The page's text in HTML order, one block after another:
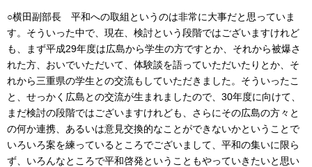
○横田副部長 平和への取組というのは非常に大事だと思っていま
す。そういった中で、現在、検討という段階ではございますけれど
も、まず平成29年度は広島から学生の方ですとか、それから被爆さ
れた方、おいでいただいて、体験談を語っていただいたりとか、そ
れから三重県の学生との交流もしていただきました。そういったこ
と、せっかく広島との交流が生まれましたので、30年度に向けて、
まだ検討の段階ではございますけれども、さらにその広島の方々と
の何か連携、あるいは意見交換的なことができないかということで
いろいろ案を練っているところでございまして、平和の集いに限ら
ず、いろんなところで平和啓発ということもやっていきたいと思い